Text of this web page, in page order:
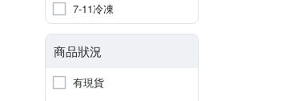
7-11冷凍
商品狀況
有現貨